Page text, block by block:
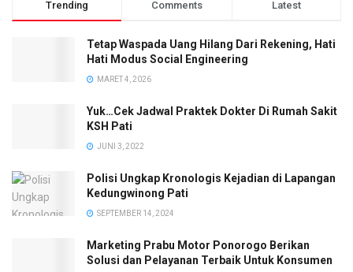
Trending Comments Latest
Tetap Waspada Uang Hilang Dari Rekening, Hati
Hati Modus Social Engineering
MARET 4, 2026
Yuk…Cek Jadwal Praktek Dokter Di Rumah Sakit
KSH Pati
JUNI 3, 2022
Polisi Ungkap Kronologis Kejadian di Lapangan
Kedungwinong Pati
SEPTEMBER 14, 2024
Marketing Prabu Motor Ponorogo Berikan
Solusi dan Pelayanan Terbaik Untuk Konsumen